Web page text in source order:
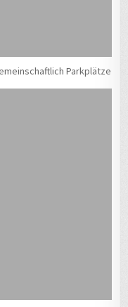
Parkplätze